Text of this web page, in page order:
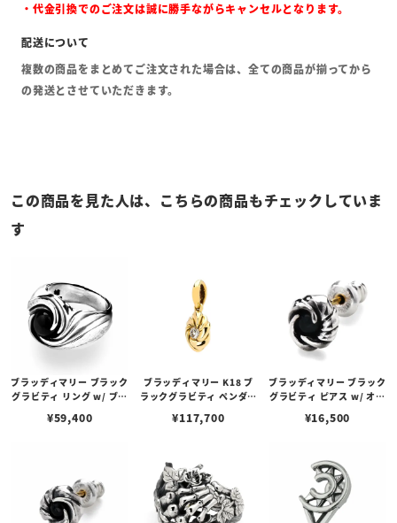
・代金引換でのご注文は誠に勝手ながらキャンセルとなります。
複数の商品をまとめてご注文された場合は、全ての商品が揃ってから
の発送とさせていただきます。
この商品を見た人は、こちらの商品もチェックしていま
す
ブラッディマリー ブラック
グラビティ リング w/ ブラ
¥59,400
ブラッディマリー K18 ブ
ラックグラビティ ペンダン
¥117,700
ブラッディマリー ブラック
グラビティ ピアス w/ オニ
¥16,500